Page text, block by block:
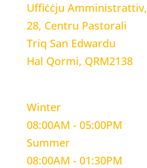
Uffiċċju Amministrattiv,
28, Centru Pastorali
Triq San Edwardu
Hal Qormi, QRM2138
Winter
08:00AM - 05:00PM
Summer
08:00AM - 01:30PM